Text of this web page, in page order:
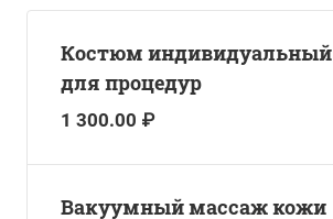
Костюм индивидуальный
для процедур
1 300.00 ₽
Вакуумный массаж кожи